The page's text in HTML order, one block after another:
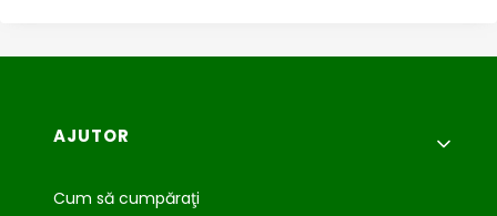
Meniu subsol
AJUTOR
Cum să cumpăraţi